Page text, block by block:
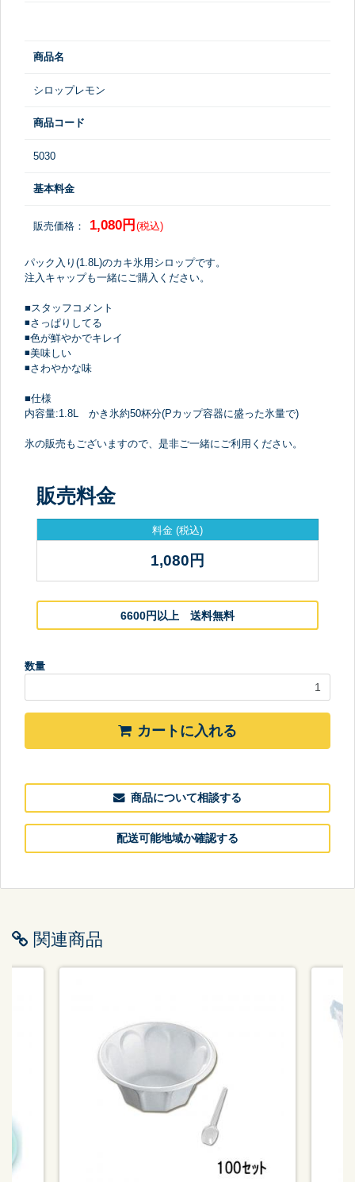
商品名
シロップレモン
商品コード
5030
基本料金
販売価格： 1,080円 (税込)
パック入り(1.8L)のカキ氷用シロップです。
注入キャップも一緒にご購入ください。
■スタッフコメント
◾さっぱりしてる
◾色が鮮やかでキレイ
◾美味しい
◾さわやかな味
■仕様
内容量:1.8L かき氷約50杯分(Pカップ容器に盛った氷量で)
氷の販売もございますので、是非ご一緒にご利用ください。
販売料金
料金 (税込)
1,080 円
6600円以上 送料無料
数量
カートに入れる
商品について相談する
配送可能地域か確認する
関連商品